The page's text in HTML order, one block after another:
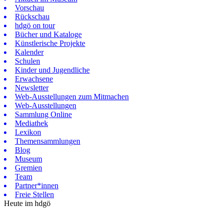
Vorschau
Rückschau
hdgö on tour
Bücher und Kataloge
Künstlerische Projekte
Kalender
Schulen
Kinder und Jugendliche
Erwachsene
Newsletter
Web-Ausstellungen zum Mitmachen
Web-Ausstellungen
Sammlung Online
Mediathek
Lexikon
Themensammlungen
Blog
Museum
Gremien
Team
Partner*innen
Freie Stellen
Heute im hdgö